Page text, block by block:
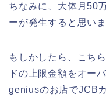
ちなみに、大体月50
ーが発生すると思い
もしかしたら、こち
ドの上限金額をオー
geniusのお店でJCB